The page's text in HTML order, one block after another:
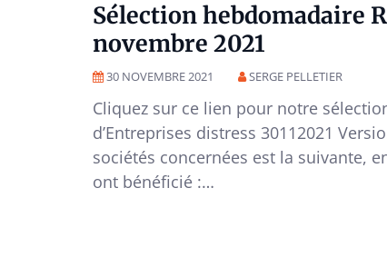
Sélection hebdomadaire
novembre 2021
30 NOVEMBRE 2021 SERGE PELLETIER
Cliquez sur ce lien pour notre
d’Entreprises distress 30112021
sociétés concernées est la suivante,
ont bénéficié :…